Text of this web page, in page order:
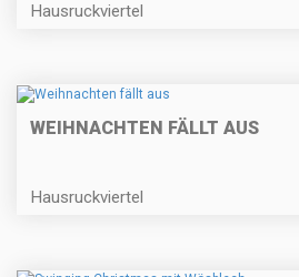
Hausruckviertel
WEIHNACHTEN FÄLLT AUS
Hausruckviertel